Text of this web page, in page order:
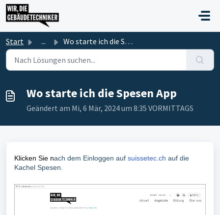
Zum hauptsächlichen Inhalt gehen
Start ... Wo starte ich die Spesen App
Wo starte ich die Spesen App
Geändert am Mi, 6 Mär, 2024 um 8:35 VORMITTAGS
Klicken Sie nach dem Einloggen auf suissetec.ch auf die
Kachel Spesen.